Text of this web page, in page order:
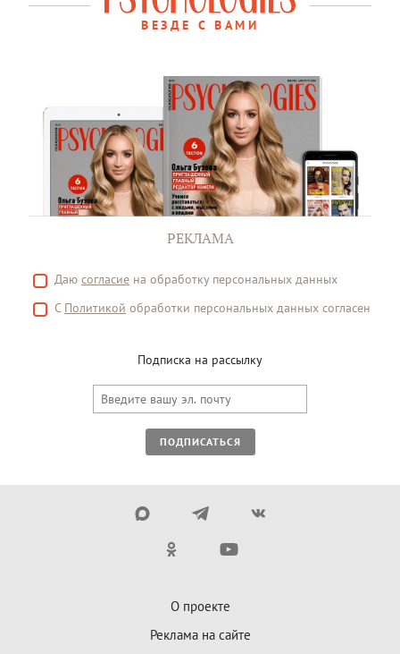
ВЕЗДЕ С ВАМИ
РЕКЛАМА
Даю согласие на обработку персональных данных
С Политикой обработки персональных данных согласен
Подписка на рассылку
ПОДПИСАТЬСЯ
О проекте
Реклама на сайте